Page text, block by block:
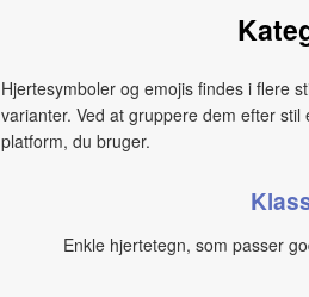
Hjertesymboler og emojis findes i flere
varianter. Ved at gruppere dem efter
platform, du bruger.
Enkle hjertetegn, som passer